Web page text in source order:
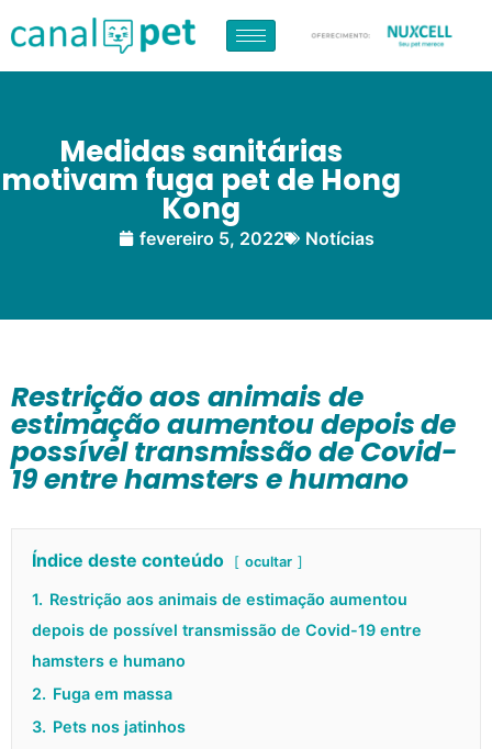
Medidas sanitárias
motivam fuga pet de Hong
Kong
fevereiro 5, 2022 Notícias
Restrição aos animais de
estimação aumentou depois de
possível transmissão de Covid-
19 entre hamsters e humano
Índice deste conteúdo ocultar
1. Restrição aos animais de estimação aumentou
depois de possível transmissão de Covid-19 entre
hamsters e humano
2. Fuga em massa
3. Pets nos jatinhos